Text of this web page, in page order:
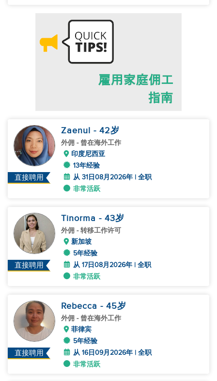
直接聘用
Zaenul - 42岁
外佣 - 曾在海外工作
印度尼西亚
13年经验
从 31日08月2026年 | 全职
非常活跃
直接聘用
Tinorma - 43岁
外佣 - 转移工作许可
新加坡
5年经验
从 17日08月2026年 | 全职
非常活跃
直接聘用
Rebecca - 45岁
外佣 - 曾在海外工作
菲律宾
5年经验
从 16日09月2026年 | 全职
非常活跃